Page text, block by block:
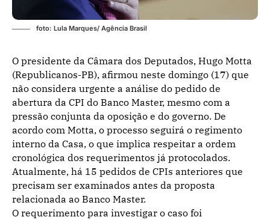
foto: Lula Marques/ Agência Brasil
O presidente da Câmara dos Deputados, Hugo Motta
(Republicanos-PB), afirmou neste domingo (17) que
não considera urgente a análise do pedido de
abertura da CPI do Banco Master, mesmo com a
pressão conjunta da oposição e do governo. De
acordo com Motta, o processo seguirá o regimento
interno da Casa, o que implica respeitar a ordem
cronológica dos requerimentos já protocolados.
Atualmente, há 15 pedidos de CPIs anteriores que
precisam ser examinados antes da proposta
relacionada ao Banco Master.
O requerimento para investigar o caso foi